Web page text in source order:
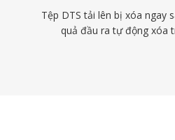
Tệp DTS tải lên bị xóa ngay
quả đầu ra tự động xóa